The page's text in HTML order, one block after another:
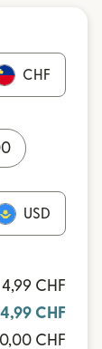
CHF
USD
4,99 CHF
CHF
CHF